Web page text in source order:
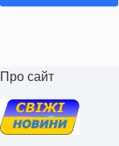
Про сайт